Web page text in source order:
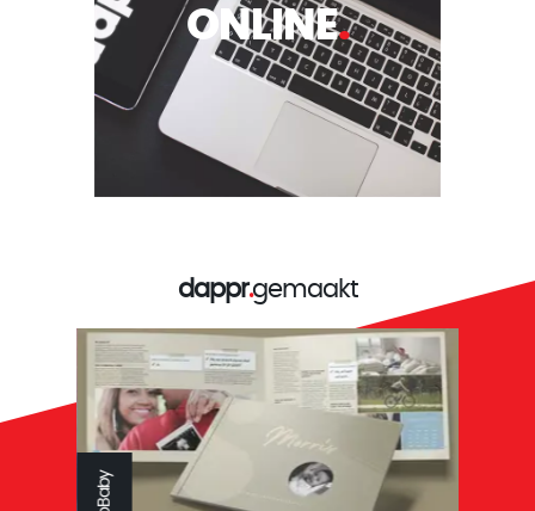
ONLINE.
dappr.gemaakt
ZoBaby